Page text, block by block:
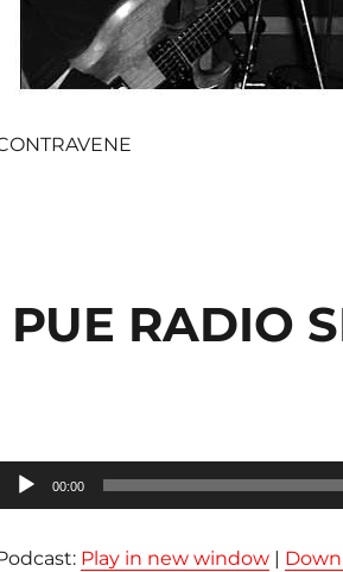
RADIO
Lecteur00:00
Play in new window|